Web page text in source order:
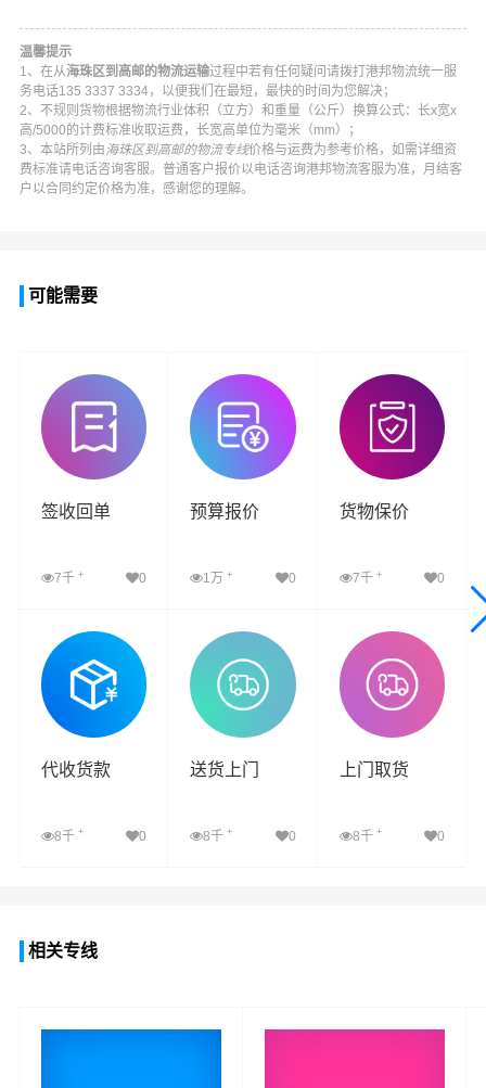
温馨提示
1、在从海珠区到高邮的物流运输过程中若有任何疑问请拨打 港邦物流统一服
务电话135 3337 3334，以便我们在最短，最快的时间为您解决；
2、不规则货物根据物流行业体积（立方）和重量（公斤）换算公式：长x宽x
高/5000的计费标准收取运费，长宽高单位为毫米（mm）；
3、本站所列由海珠区到高邮的物流专线价格与运费为参考价格，如需详细资
费标准请电话咨询客服。普通客户报价以电话咨询港邦物流客服为准，月结客
户以合同约定价格为准，感谢您的理解。
可能需要
签收回单
7千 + 0
查看详细
预算报价
1万+ 0
查看详细
货物保价
7千 + 0
查看详细
代收货款
8千 + 0
送货上门
8千+ 0
上门取货
8千 + 0
相关专线